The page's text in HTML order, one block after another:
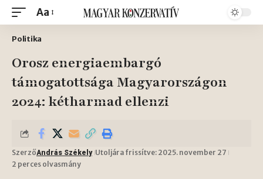
Aa
Politika
Orosz energiaembargó
támogatottsága Magyarországon
2024: kétharmad ellenzi
SzerzőAndrás Székely Utoljára frissítve: 2025. november 27
2 perces olvasmány